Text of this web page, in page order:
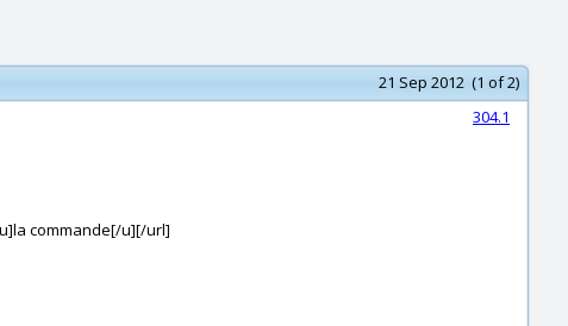
21 Sep 2012 (1 of 2)
304.1
commande[/u][/url]